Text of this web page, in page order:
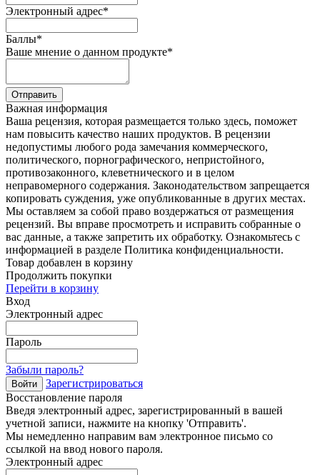
Электронный адрес*
Баллы*
Ваше мнение о данном продукте*
Отправить
Важная информация
Ваша рецензия, которая размещается только здесь, поможет
нам повысить качество наших продуктов. В рецензии
недопустимы любого рода замечания коммерческого,
политического, порнографического, непристойного,
противозаконного, клеветнического и в целом
неправомерного содержания. Законодательством запрещается
копировать суждения, уже опубликованные в других местах.
Мы оставляем за собой право воздержаться от размещения
рецензий. Вы вправе просмотреть и исправить собранные о
вас данные, а также запретить их обработку. Ознакомьтесь с
информацией в разделе Политика конфиденциальности.
Товар добавлен в корзину
Продолжить покупки
Перейти в корзину
Вход
Электронный адрес
Пароль
Забыли пароль?
Войти
Зарегистрироваться
Восстановление пароля
Введя электронный адрес, зарегистрированный в вашей
учетной записи, нажмите на кнопку 'Отправить'.
Мы немедленно направим вам электронное письмо со
ссылкой на ввод нового пароля.
Электронный адрес